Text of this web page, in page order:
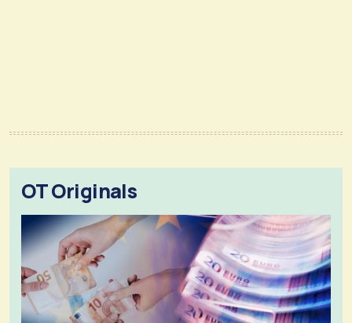
OT Originals